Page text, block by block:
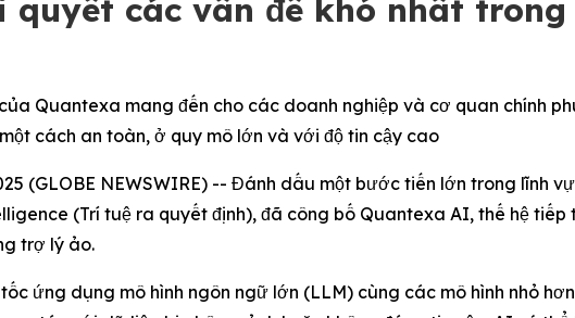
quyết các vấn đề khó nhất
Quantexa mang đến cho các doanh nghiệp và cơ quan chính
cách an toàn, ở quy mô lớn và với độ tin cậy cao
(GLOBE NEWSWIRE) -- Đánh dấu một bước tiến lớn trong
(Trí tuệ ra quyết định), đã công bố Quantexa AI, thế hệ
trợ lý ảo.
ứng dụng mô hình ngôn ngữ lớn (LLM) cùng các mô hình nhỏ